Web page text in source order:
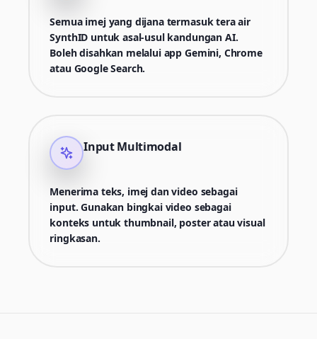
Semua imej yang dijana termasuk tera air
SynthID untuk asal-usul kandungan AI.
Boleh disahkan melalui app Gemini, Chrome
atau Google Search.
Input Multimodal
Menerima teks, imej dan video sebagai
input. Gunakan bingkai video sebagai
konteks untuk thumbnail, poster atau visual
ringkasan.